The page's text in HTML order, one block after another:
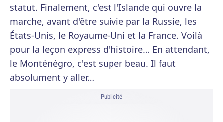
statut. Finalement, c'est l'Islande qui ouvre la
marche, avant d'être suivie par la Russie, les
États-Unis, le Royaume-Uni et la France. Voilà
pour la leçon express d'histoire… En attendant,
le Monténégro, c'est super beau. Il faut
absolument y aller…
Publicité